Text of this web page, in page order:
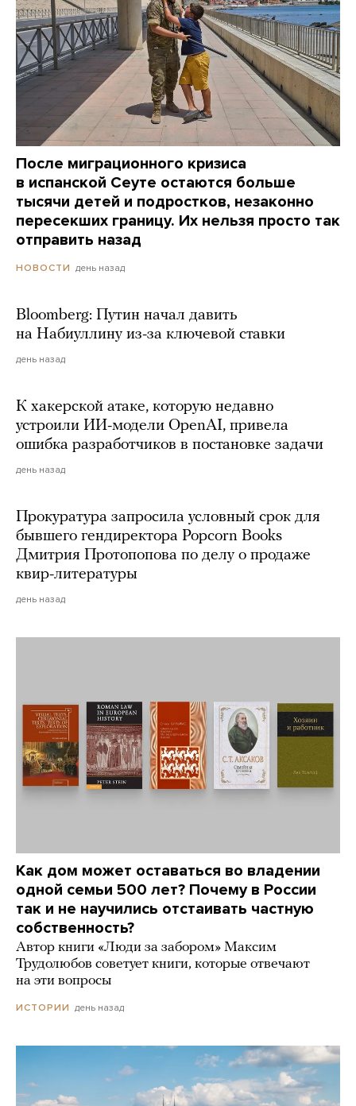
После миграционного кризиса
в испанской Сеуте остаются больше
тысячи детей и подростков, незаконно
пересекших границу. Их нельзя просто так
отправить назад
НОВОСТИ день назад
Bloomberg: Путин начал давить
на Набиуллину из-за ключевой ставки
день назад
К хакерской атаке, которую недавно
устроили ИИ-модели OpenAI, привела
ошибка разработчиков в постановке задачи
день назад
Прокуратура запросила условный срок для
бывшего гендиректора Popcorn Books
Дмитрия Протопопова по делу о продаже
квир-литературы
день назад
Как дом может оставаться во владении
одной семьи 500 лет? Почему в России
так и не научились отстаивать частную
собственность?
Автор книги «Люди за забором» Максим
Трудолюбов советует книги, которые отвечают
на эти вопросы
ИСТОРИИ день назад